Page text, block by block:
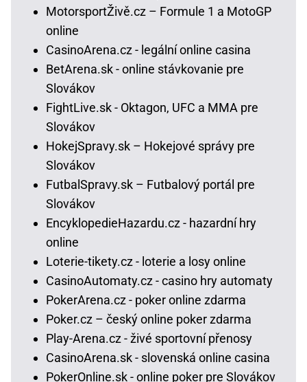
MotorsportŽivě.cz – Formule 1 a MotoGP
online
CasinoArena.cz - legální online casina
BetArena.sk - online stávkovanie pre
Slovákov
FightLive.sk - Oktagon, UFC a MMA pre
Slovákov
HokejSpravy.sk – Hokejové správy pre
Slovákov
FutbalSpravy.sk – Futbalový portál pre
Slovákov
EncyklopedieHazardu.cz - hazardní hry
online
Loterie-tikety.cz - loterie a losy online
CasinoAutomaty.cz - casino hry automaty
PokerArena.cz - poker online zdarma
Poker.cz – český online poker zdarma
Play-Arena.cz - živé sportovní přenosy
CasinoArena.sk - slovenská online casina
PokerOnline.sk - online poker pre Slovákov